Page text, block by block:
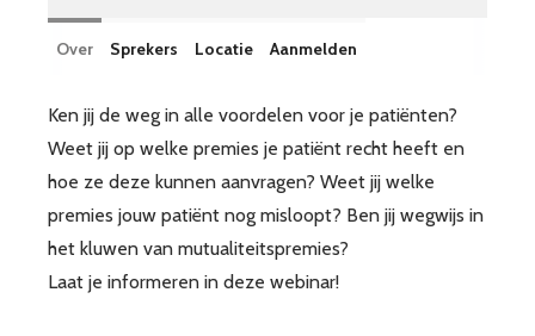
Over Sprekers Locatie Aanmelden
Ken jij de weg in alle voordelen voor je patiënten?
Weet jij op welke premies je patiënt recht heeft en
hoe ze deze kunnen aanvragen? Weet jij welke
premies jouw patiënt nog misloopt? Ben jij wegwijs in
het kluwen van mutualiteitspremies?
Laat je informeren in deze webinar!